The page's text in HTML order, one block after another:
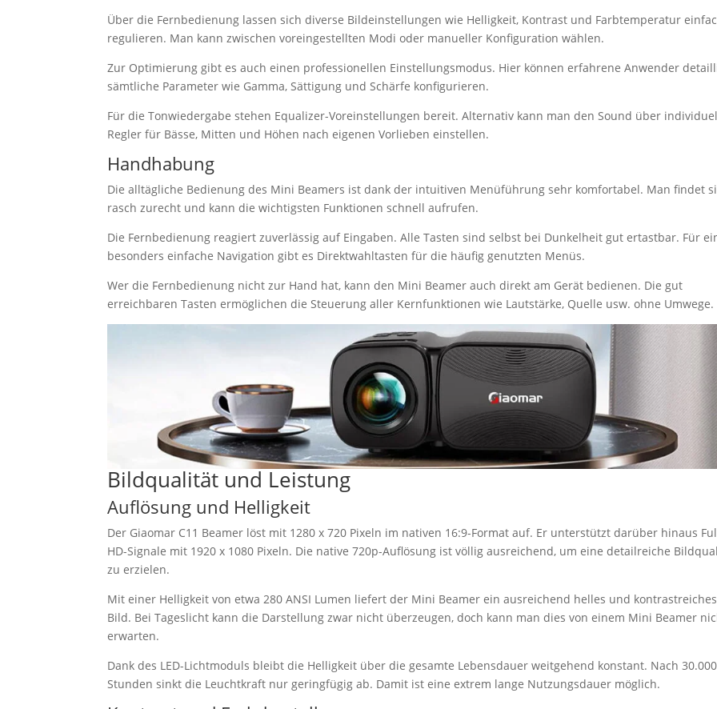
Über die Fernbedienung lassen sich diverse Bildeinstellungen wie Helligkeit, Kontrast und Farbtemperatur
regulieren. Man kann zwischen voreingestellten Modi oder manueller Konfiguration wählen.
Zur Optimierung gibt es auch einen professionellen Einstellungsmodus. Hier können erfahrene Anwender
sämtliche Parameter wie Gamma, Sättigung und Schärfe konfigurieren.
Für die Tonwiedergabe stehen Equalizer-Voreinstellungen bereit. Alternativ kann man den Sound über
Regler für Bässe, Mitten und Höhen nach eigenen Vorlieben einstellen.
Handhabung
Die alltägliche Bedienung des Mini Beamers ist dank der intuitiven Menüführung sehr komfortabel. Man findet
rasch zurecht und kann die wichtigsten Funktionen schnell aufrufen.
Die Fernbedienung reagiert zuverlässig auf Eingaben. Alle Tasten sind selbst bei Dunkelheit gut ertastbar. Für
besonders einfache Navigation gibt es Direktwahltasten für die häufig genutzten Menüs.
Wer die Fernbedienung nicht zur Hand hat, kann den Mini Beamer auch direkt am Gerät bedienen. Die gut
erreichbaren Tasten ermöglichen die Steuerung aller Kernfunktionen wie Lautstärke, Quelle usw. ohne Umwege.
Bildqualität und Leistung
Auflösung und Helligkeit
Der Giaomar C11 Beamer löst mit 1280 x 720 Pixeln im nativen 16:9-Format auf. Er unterstützt darüber hinaus
HD-Signale mit 1920 x 1080 Pixeln. Die native 720p-Auflösung ist völlig ausreichend, um eine detailreiche
zu erzielen.
Mit einer Helligkeit von etwa 280 ANSI Lumen liefert der Mini Beamer ein ausreichend helles und kontrastreiches
Bild. Bei Tageslicht kann die Darstellung zwar nicht überzeugen, doch kann man dies von einem Mini Beamer
erwarten.
Dank des LED-Lichtmoduls bleibt die Helligkeit über die gesamte Lebensdauer weitgehend konstant. Nach 30.000
Stunden sinkt die Leuchtkraft nur geringfügig ab. Damit ist eine extrem lange Nutzungsdauer möglich.